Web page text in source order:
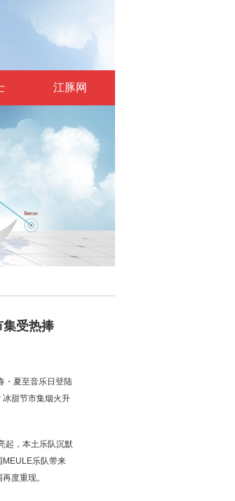
江豚网
集受热捧
・夏至音乐日登陆
甜节市集烟火升
起，本土乐队沉默
MEULE乐队带来
度重现。